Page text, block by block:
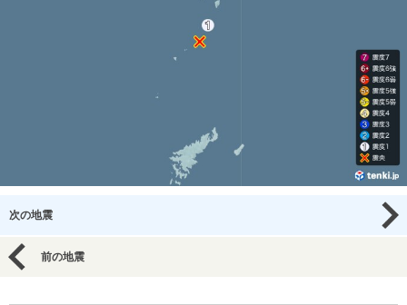
次の地震
前の地震